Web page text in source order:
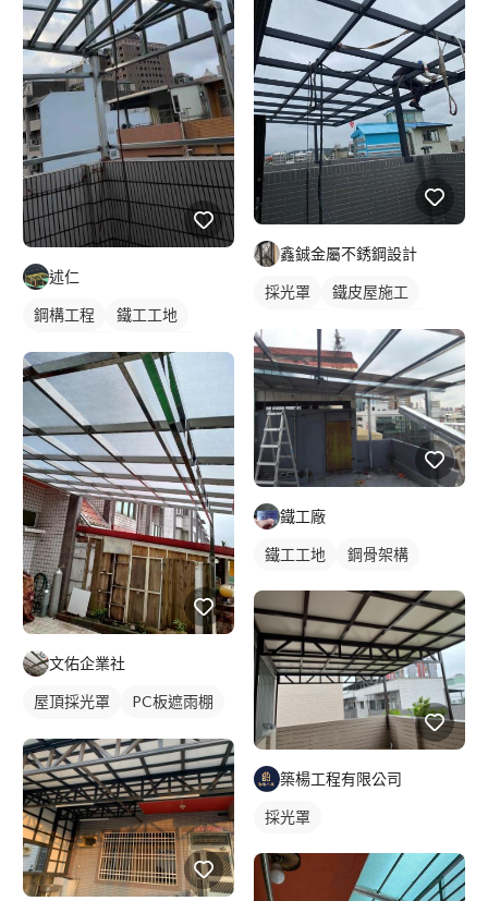
述仁
鋼構工程
鐵工工地
文佑企業社
屋頂採光罩
PC板遮雨棚
鑫鋮金屬不銹鋼設計
採光罩
鐵皮屋施工
鐵工廠
鐵工工地 鋼骨架構
築楊工程有限公司
採光罩